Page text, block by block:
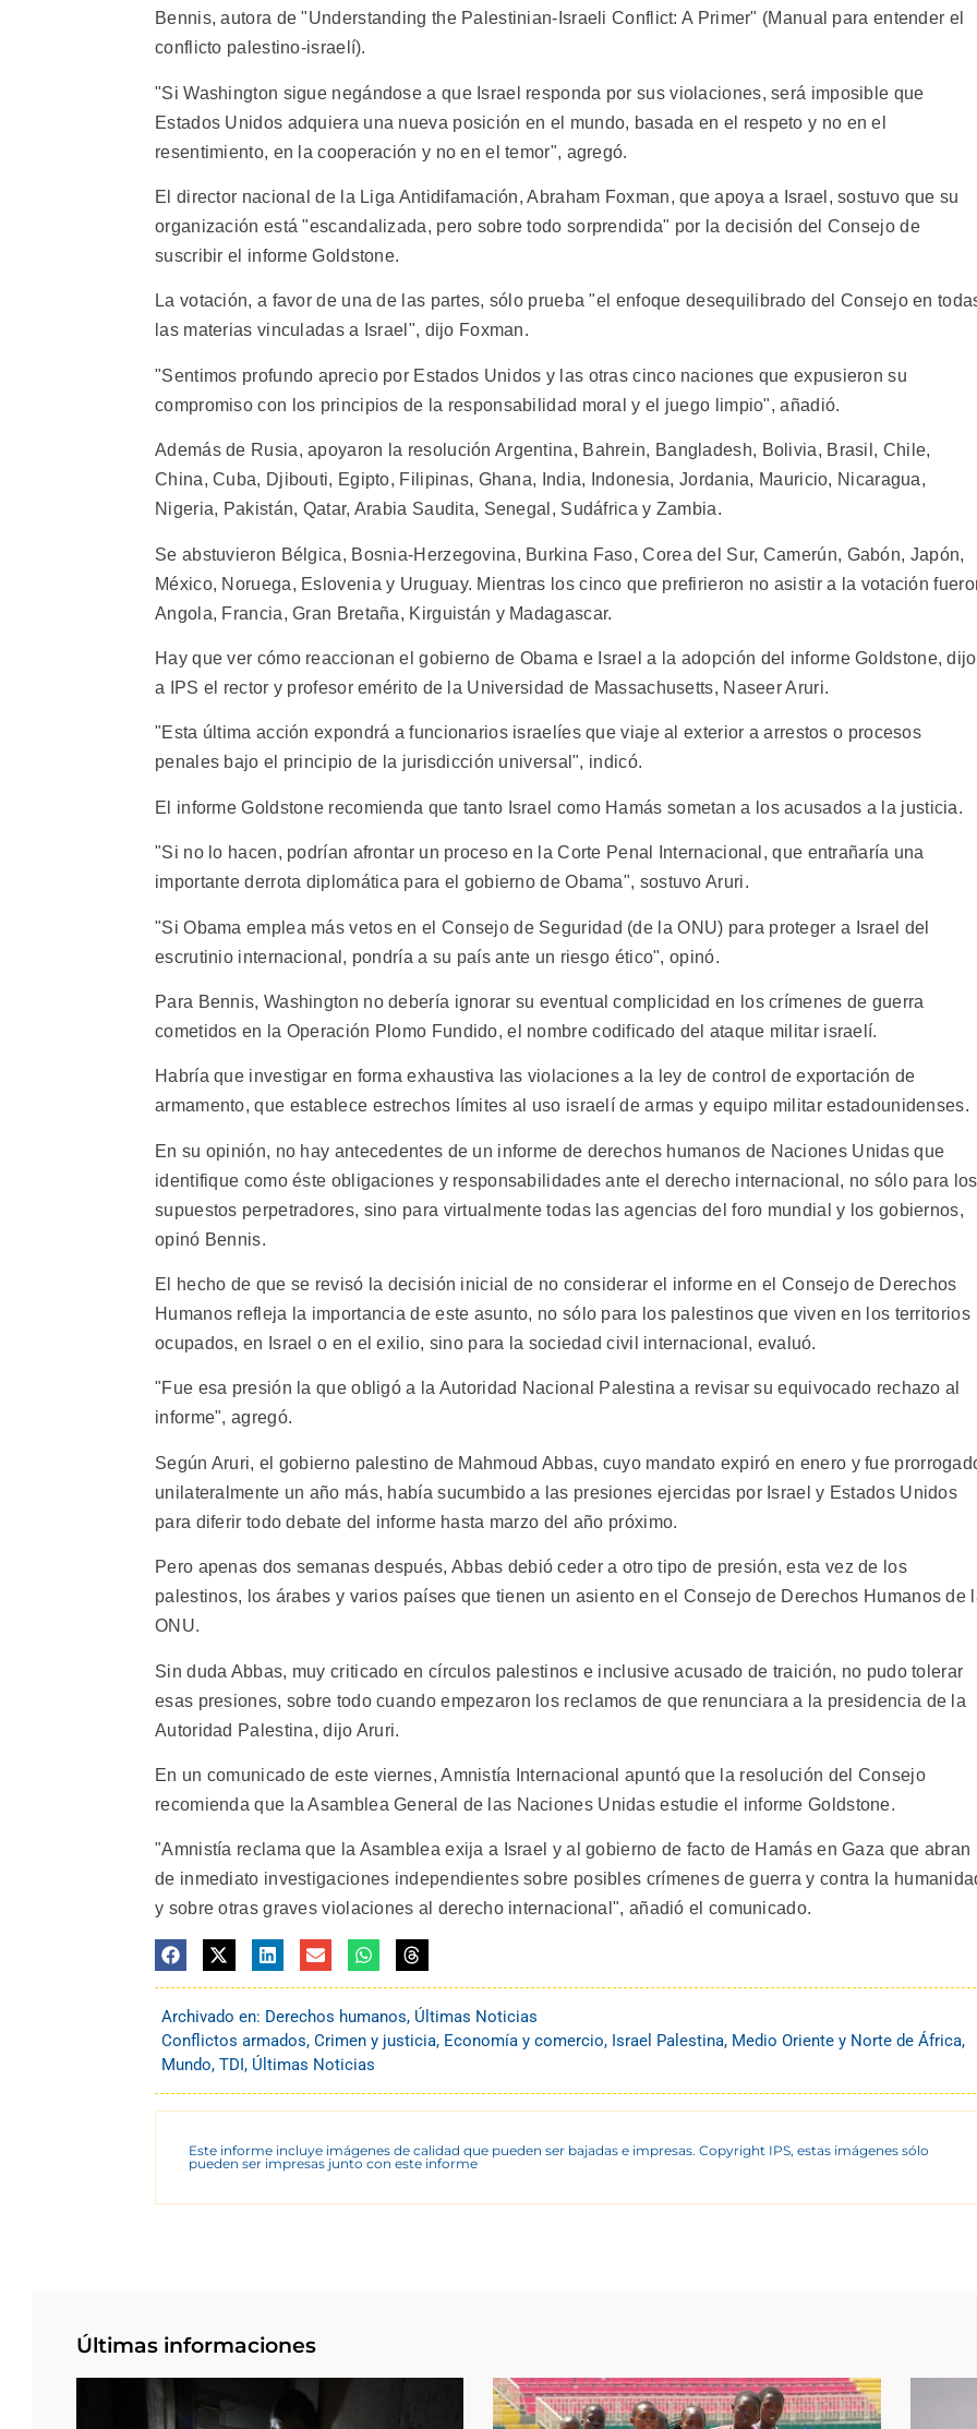
Bennis, autora de "Understanding the Palestinian-Israeli Conflict: A Primer" (Manual para entender el
conflicto palestino-israelí).
"Si Washington sigue negándose a que Israel responda por sus violaciones, será imposible que
Estados Unidos adquiera una nueva posición en el mundo, basada en el respeto y no en el
resentimiento, en la cooperación y no en el temor", agregó.
El director nacional de la Liga Antidifamación, Abraham Foxman, que apoya a Israel, sostuvo que su
organización está "escandalizada, pero sobre todo sorprendida" por la decisión del Consejo de
suscribir el informe Goldstone.
La votación, a favor de una de las partes, sólo prueba "el enfoque desequilibrado del Consejo en
las materias vinculadas a Israel", dijo Foxman.
"Sentimos profundo aprecio por Estados Unidos y las otras cinco naciones que expusieron su
compromiso con los principios de la responsabilidad moral y el juego limpio", añadió.
Además de Rusia, apoyaron la resolución Argentina, Bahrein, Bangladesh, Bolivia, Brasil, Chile,
China, Cuba, Djibouti, Egipto, Filipinas, Ghana, India, Indonesia, Jordania, Mauricio, Nicaragua,
Nigeria, Pakistán, Qatar, Arabia Saudita, Senegal, Sudáfrica y Zambia.
Se abstuvieron Bélgica, Bosnia-Herzegovina, Burkina Faso, Corea del Sur, Camerún, Gabón, Japón,
México, Noruega, Eslovenia y Uruguay. Mientras los cinco que prefirieron no asistir a la votación
Angola, Francia, Gran Bretaña, Kirguistán y Madagascar.
Hay que ver cómo reaccionan el gobierno de Obama e Israel a la adopción del informe Goldstone, dijo
a IPS el rector y profesor emérito de la Universidad de Massachusetts, Naseer Aruri.
"Esta última acción expondrá a funcionarios israelíes que viaje al exterior a arrestos o procesos
penales bajo el principio de la jurisdicción universal", indicó.
El informe Goldstone recomienda que tanto Israel como Hamás sometan a los acusados a la justicia.
"Si no lo hacen, podrían afrontar un proceso en la Corte Penal Internacional, que entrañaría una
importante derrota diplomática para el gobierno de Obama", sostuvo Aruri.
"Si Obama emplea más vetos en el Consejo de Seguridad (de la ONU) para proteger a Israel del
escrutinio internacional, pondría a su país ante un riesgo ético", opinó.
Para Bennis, Washington no debería ignorar su eventual complicidad en los crímenes de guerra
cometidos en la Operación Plomo Fundido, el nombre codificado del ataque militar israelí.
Habría que investigar en forma exhaustiva las violaciones a la ley de control de exportación de
armamento, que establece estrechos límites al uso israelí de armas y equipo militar estadounidenses.
En su opinión, no hay antecedentes de un informe de derechos humanos de Naciones Unidas que
identifique como éste obligaciones y responsabilidades ante el derecho internacional, no sólo para los
supuestos perpetradores, sino para virtualmente todas las agencias del foro mundial y los gobiernos,
opinó Bennis.
El hecho de que se revisó la decisión inicial de no considerar el informe en el Consejo de Derechos
Humanos refleja la importancia de este asunto, no sólo para los palestinos que viven en los territorios
ocupados, en Israel o en el exilio, sino para la sociedad civil internacional, evaluó.
"Fue esa presión la que obligó a la Autoridad Nacional Palestina a revisar su equivocado rechazo al
informe", agregó.
Según Aruri, el gobierno palestino de Mahmoud Abbas, cuyo mandato expiró en enero y fue
unilateralmente un año más, había sucumbido a las presiones ejercidas por Israel y Estados Unidos
para diferir todo debate del informe hasta marzo del año próximo.
Pero apenas dos semanas después, Abbas debió ceder a otro tipo de presión, esta vez de los
palestinos, los árabes y varios países que tienen un asiento en el Consejo de Derechos Humanos de
ONU.
Sin duda Abbas, muy criticado en círculos palestinos e inclusive acusado de traición, no pudo tolerar
esas presiones, sobre todo cuando empezaron los reclamos de que renunciara a la presidencia de la
Autoridad Palestina, dijo Aruri.
En un comunicado de este viernes, Amnistía Internacional apuntó que la resolución del Consejo
recomienda que la Asamblea General de las Naciones Unidas estudie el informe Goldstone.
"Amnistía reclama que la Asamblea exija a Israel y al gobierno de facto de Hamás en Gaza que abran
de inmediato investigaciones independientes sobre posibles crímenes de guerra y contra la
y sobre otras graves violaciones al derecho internacional", añadió el comunicado.
Archivado en: Derechos humanos, Últimas Noticias
Conflictos armados, Crimen y justicia, Economía y comercio, Israel Palestina, Medio Oriente y Norte de África,
Mundo, TDI, Últimas Noticias
Este informe incluye imágenes de calidad que pueden ser bajadas e impresas. Copyright IPS, estas imágenes sólo
pueden ser impresas junto con este informe
Últimas informaciones